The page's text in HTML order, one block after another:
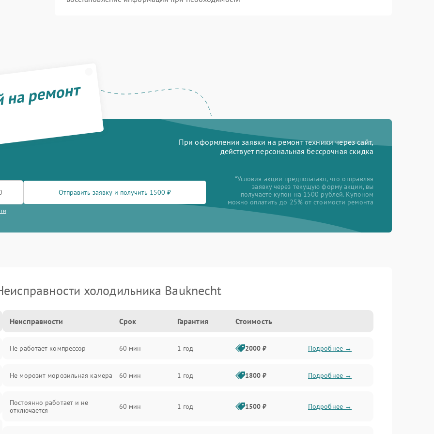
ремонт
При оформлении заявки на ремонт техники через сайт,
действует персональная бессрочная скидка
Отправить заявку и получить 1500 ₽
*Условия акции предполагают, что отправляя
заявку через текущую форму акции, вы
получаете купон на 1500 рублей. Купоном
можно оплатить до 25% от стоимости ремонта
холодильника Bauknecht
Неисправности Срок Гарантия Стоимость
Не работает компрессор 60 мин 1 год 2000 ₽ Подробнее →
Не морозит морозильная камера 60 мин 1 год 1800 ₽ Подробнее →
Постоянно работает и не
отключается
60 мин 1 год 1500 ₽ Подробнее →